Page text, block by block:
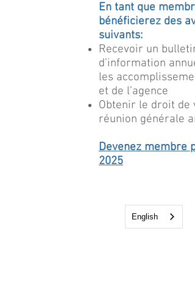
En tant que
bénéficierez des
suivants:
Recevoir un bulletin
d’information
les
et de l’agence
Obtenir le droit de
réunion générale
Devenez membre
2025
English